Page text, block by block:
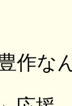
作な